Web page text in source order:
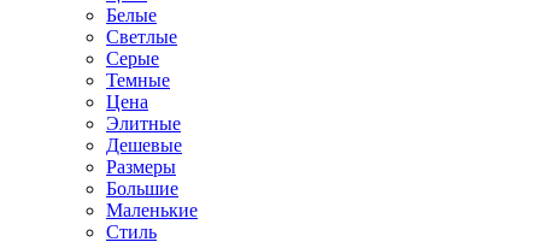
Белые
Светлые
Серые
Темные
Цена
Элитные
Дешевые
Размеры
Большие
Маленькие
Стиль